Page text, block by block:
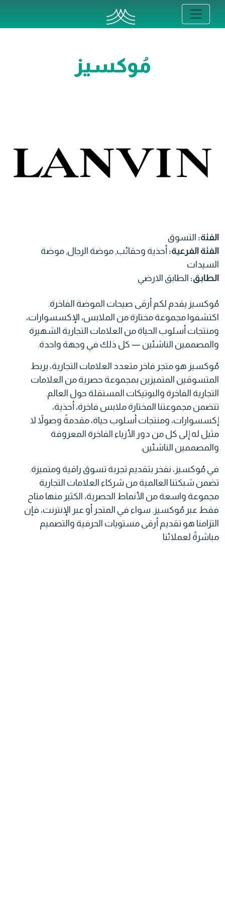
مُوكسيز
الفئة: التسوق
الفئة الفرعية: أحذية وحقائب, موضة الرجال, موضة
السيدات
الطابق: الطابق الارضي
مُوكسيز يقدم لكم أرقى صيحات الموضة الفاخرة.
اكتشفوا مجموعة مختارة من الملابس، الإكسسوارات،
ومنتجات أسلوب الحياة من العلامات التجارية الشهيرة
والمصممين الناشئين — كل ذلك في وجهة واحدة.
مُوكسيز هو متجر فاخر متعدد العلامات التجارية، يربط
المتسوقين المتميزين بمجموعة حصرية من العلامات
التجارية الفاخرة والبوتيكات المستقلة حول العالم.
تتضمن مجموعتنا المختارة ملابس فاخرة، أحذية،
إكسسوارات، ومنتجات أسلوب حياة، مقدمةً وصولاً لا
مثيل له إلى كل من دور الأزياء الفاخرة المعروفة
والمصممين الناشئين.
في مُوكسيز، نفخر بتقديم تجربة تسوق راقية ومتميزة.
تضمن شبكتنا العالمية من شركاء العلامات التجارية
مجموعة واسعة من الأنماط الحصرية، الكثير منها متاح
فقط عبر مُوكسيز. سواء في المتجر أو عبر الإنترنت، فإن
التزامنا هو تقديم أرقى مستويات الحرفية والتصميم
مباشرةً لعملائنا